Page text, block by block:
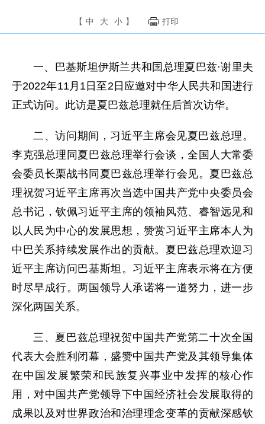
【 中 大 小 】 打印
一、巴基斯坦伊斯兰共和国总理夏巴兹·谢里夫
于2022年11月1日至2日应邀对中华人民共和国进行
正式访问。此访是夏巴兹总理就任后首次访华。
二、访问期间，习近平主席会见夏巴兹总理。
李克强总理同夏巴兹总理举行会谈，全国人大常委
会委员长栗战书同夏巴兹总理举行会见。夏巴兹总
理祝贺习近平主席再次当选中国共产党中央委员会
总书记，钦佩习近平主席的领袖风范、睿智远见和
以人民为中心的发展思想，赞赏习近平主席本人为
中巴关系持续发展作出的贡献。夏巴兹总理欢迎习
近平主席访问巴基斯坦。习近平主席表示将在方便
时尽早成行。两国领导人承诺将一道努力，进一步
深化两国关系。
三、夏巴兹总理祝贺中国共产党第二十次全国
代表大会胜利闭幕，盛赞中国共产党及其领导集体
在中国发展繁荣和民族复兴事业中发挥的核心作
用，对中国共产党领导下中国经济社会发展取得的
成果以及对世界政治和治理理念变革的贡献深感钦